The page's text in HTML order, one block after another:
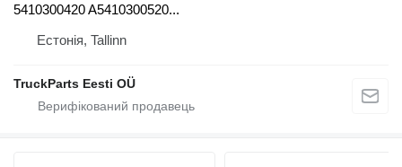
5410300420 A5410300520...
Естонія, Tallinn
TruckParts Eesti OÜ